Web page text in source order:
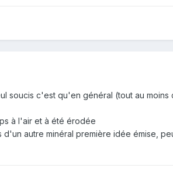
soucis c'est qu'en général (tout au
à l'air et à été érodée
autre minéral première idée émise,